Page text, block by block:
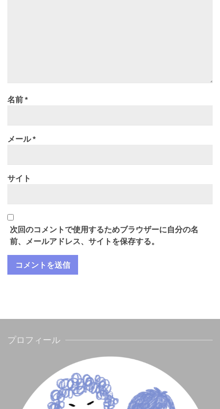
名前*
メール*
サイト
次回のコメントで使用するためブラウザーに自分の名
前、メールアドレス、サイトを保存する。
プロフィール